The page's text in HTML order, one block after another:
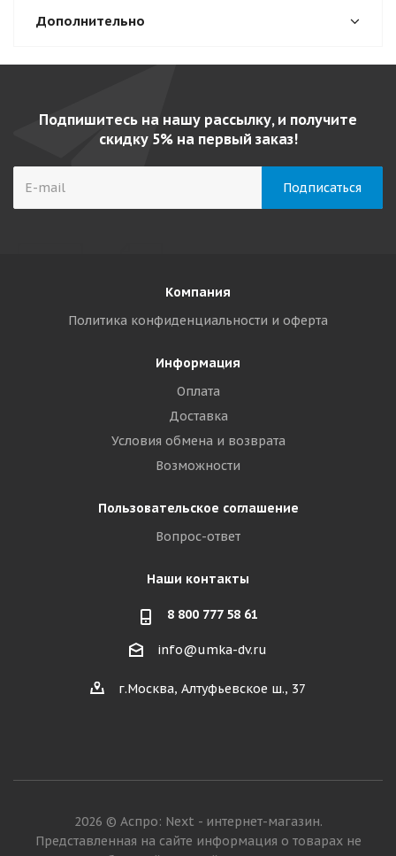
Дополнительно
Подпишитесь на нашу рассылку, и получите
скидку 5% на первый заказ!
Компания
Политика конфиденциальности и оферта
Информация
Оплата
Доставка
Условия обмена и возврата
Возможности
Пользовательское соглашение
Вопрос-ответ
Наши контакты
8 800 777 58 61
info@umka-dv.ru
г.Москва, Алтуфьевское ш., 37
2026 © Аспро: Next - интернет-магазин.
Представленная на сайте информация о товарах не